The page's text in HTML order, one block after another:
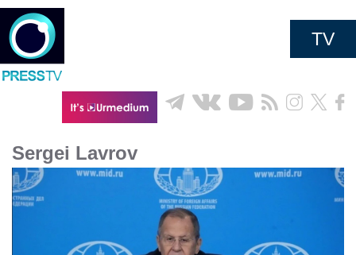
TV
Sergei Lavrov